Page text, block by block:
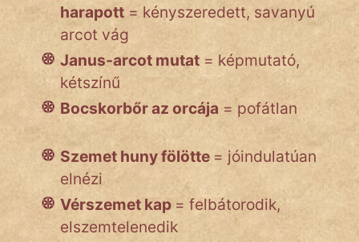
harapott = kényszeredett, savanyú
arcot vág
Janus-arcot mutat = képmutató,
kétszínű
Bocskorbőr az orcája = pofátlan
Szemet huny fölötte = jóindulatúan
elnézi
Vérszemet kap = felbátorodik,
elszemtelenedik